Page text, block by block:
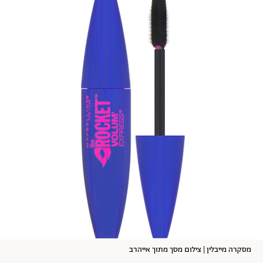
מסקרה מייבלין | צילום מסך מתוך אייהרב